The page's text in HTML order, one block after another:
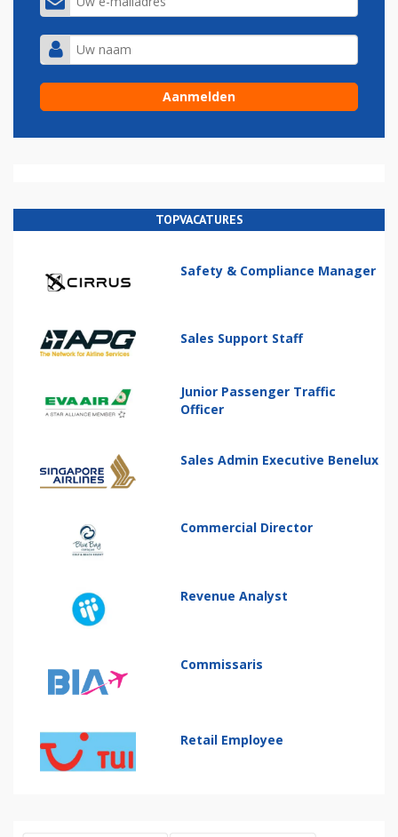
TOPVACATURES
Safety & Compliance Manager
Sales Support Staff
Junior Passenger Traffic
Officer
Sales Admin Executive Benelux
Commercial Director
Revenue Analyst
Commissaris
Retail Employee